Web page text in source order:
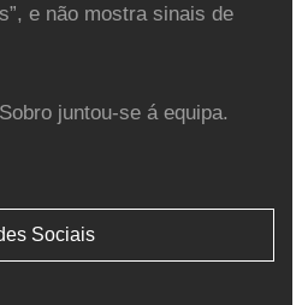
e não mostra sinais de
juntou-se á equipa.
Sociais